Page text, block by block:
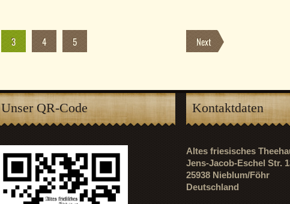
Next
3 4 5
Unser QR-Code Kontaktdaten
Altes friesisches
Jens-Jacob-Eschel Str.
25938 Nieblum/Föhr
Deutschland